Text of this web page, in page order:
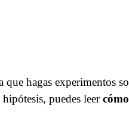
hagas experimentos
puedes leer